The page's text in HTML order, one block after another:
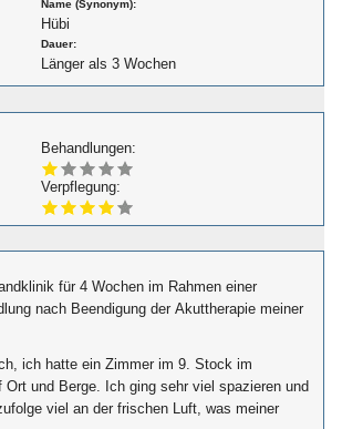
Name (Synonym):
Hübi
Dauer:
Länger als 3 Wochen
Behandlungen:
Verpflegung:
für 4 Wochen im Rahmen einer
nach Beendigung der Akuttherapie meiner
ich hatte ein Zimmer im 9. Stock im
Ort und Berge. Ich ging sehr viel spazieren und
viel an der frischen Luft, was meiner